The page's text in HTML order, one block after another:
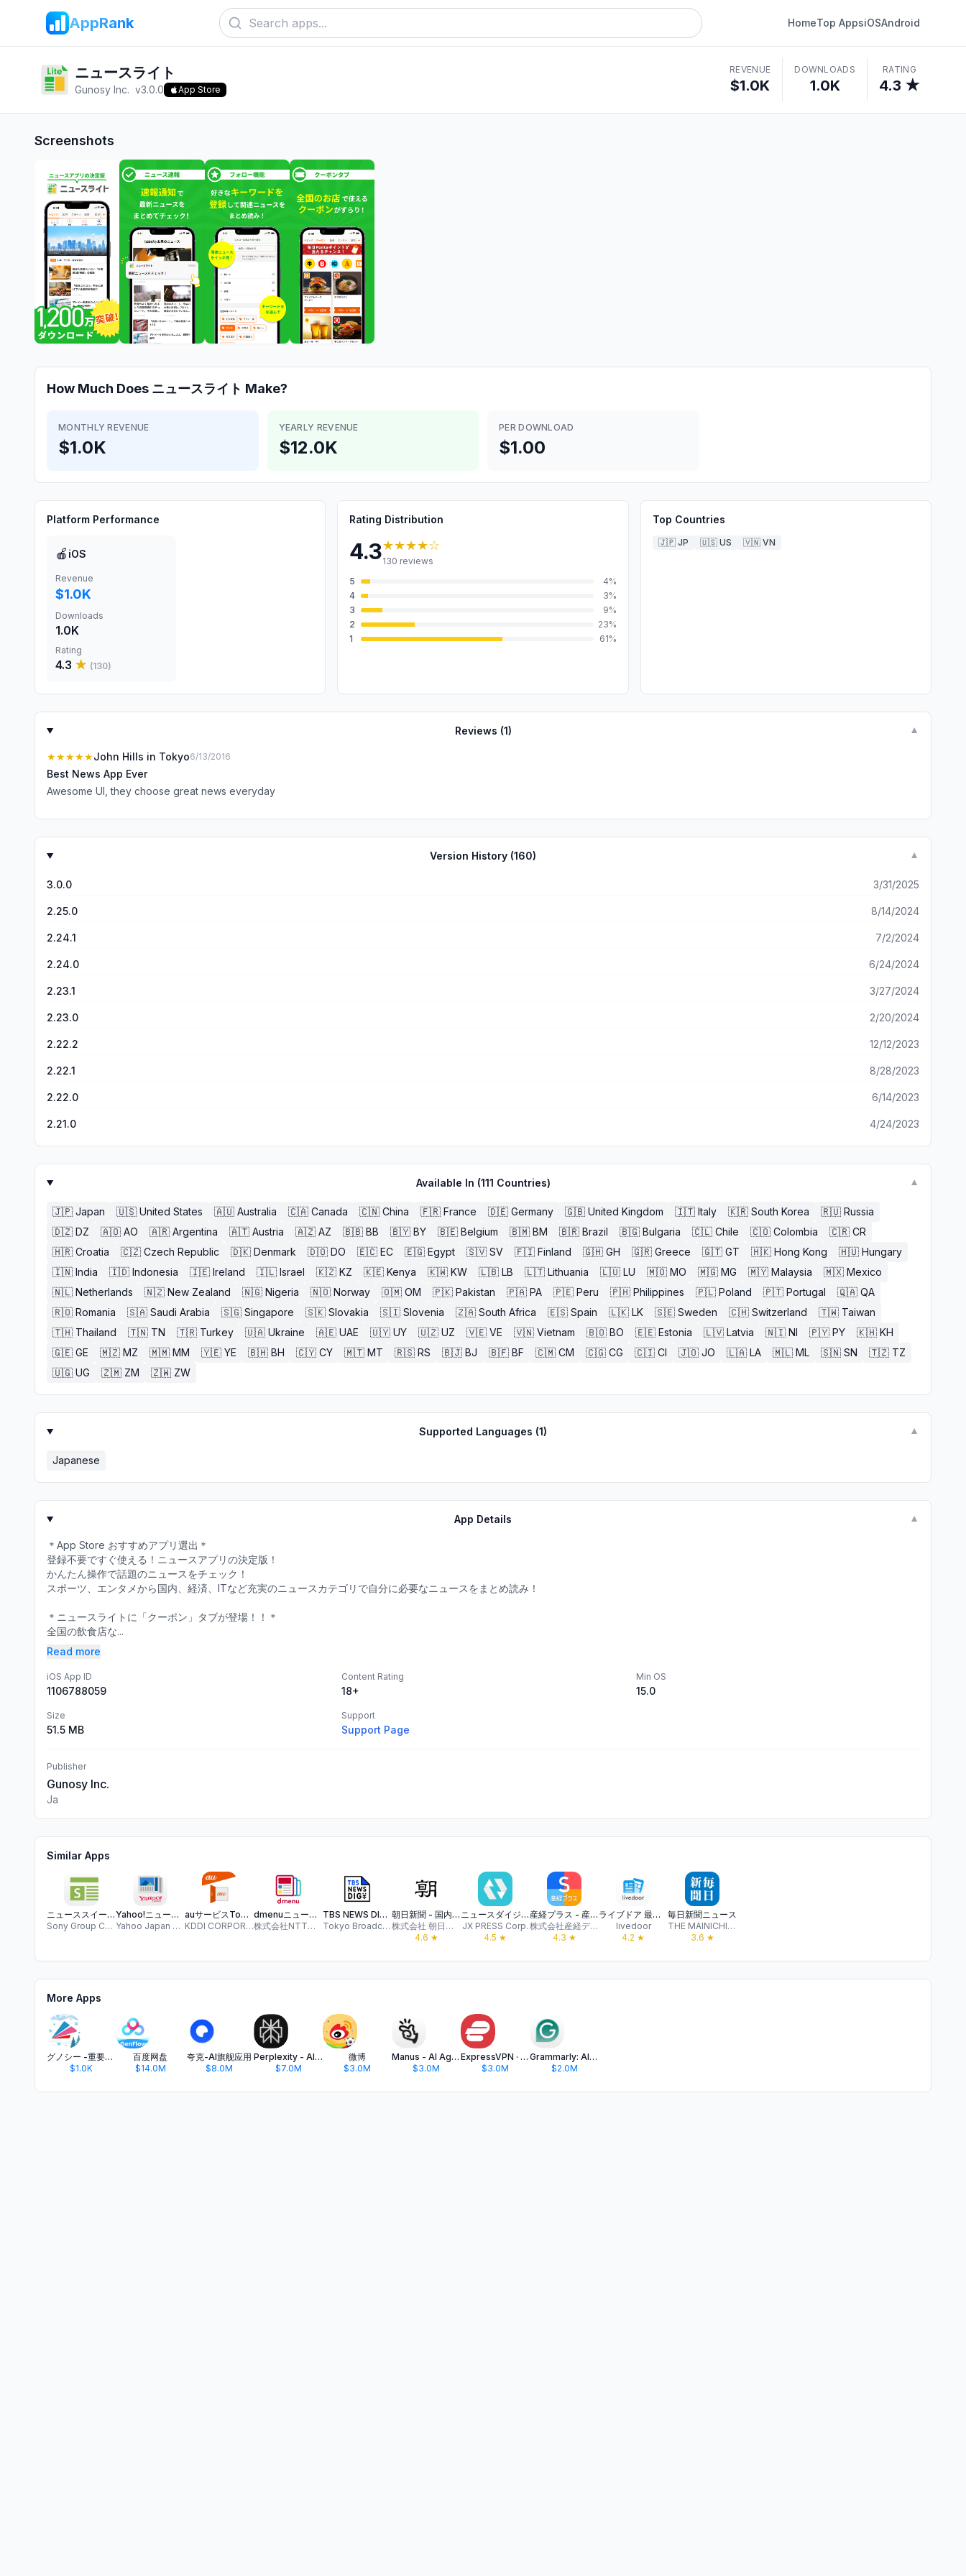
AppRank HomeTop AppsiOSAndroid
ニュースライト
Gunosy Inc. v3.0.0 App Store
REVENUE
$1.0K
DOWNLOADS
1.0K
RATING
4.3 ★
Screenshots
How Much Does ニュースライト Make?
MONTHLY REVENUE
$1.0K
YEARLY REVENUE
$12.0K
PER DOWNLOAD
$1.00
Platform Performance
🍎 iOS
Revenue
$1.0K
Downloads
1.0K
Rating
4.3 ★ (130)
Rating Distribution
4.3★★★★☆
130 reviews
5
4%
4
3%
3
9%
2
23%
1
61%
Top Countries
🇯🇵 JP 🇺🇸 US 🇻🇳 VN
Reviews (1) ▼
★★★★★John Hills in Tokyo6/13/2016
Best News App Ever
Awesome UI, they choose great news everyday
Version History (160) ▼
3.0.0 3/31/2025
2.25.0 8/14/2024
2.24.1 7/2/2024
2.24.0 6/24/2024
2.23.1 3/27/2024
2.23.0 2/20/2024
2.22.2 12/12/2023
2.22.1 8/28/2023
2.22.0 6/14/2023
2.21.0 4/24/2023
Available In (111 Countries) ▼
🇯🇵 Japan 🇺🇸 United States 🇦🇺 Australia 🇨🇦 Canada 🇨🇳 China 🇫🇷 France 🇩🇪 Germany 🇬🇧 United Kingdom 🇮🇹 Italy 🇰🇷 South Korea 🇷🇺 Russia
🇩🇿 DZ 🇦🇴 AO 🇦🇷 Argentina 🇦🇹 Austria 🇦🇿 AZ 🇧🇧 BB 🇧🇾 BY 🇧🇪 Belgium 🇧🇲 BM 🇧🇷 Brazil 🇧🇬 Bulgaria 🇨🇱 Chile 🇨🇴 Colombia 🇨🇷 CR
🇭🇷 Croatia 🇨🇿 Czech Republic 🇩🇰 Denmark 🇩🇴 DO 🇪🇨 EC 🇪🇬 Egypt 🇸🇻 SV 🇫🇮 Finland 🇬🇭 GH 🇬🇷 Greece 🇬🇹 GT 🇭🇰 Hong Kong 🇭🇺 Hungary
🇮🇳 India 🇮🇩 Indonesia 🇮🇪 Ireland 🇮🇱 Israel 🇰🇿 KZ 🇰🇪 Kenya 🇰🇼 KW 🇱🇧 LB 🇱🇹 Lithuania 🇱🇺 LU 🇲🇴 MO 🇲🇬 MG 🇲🇾 Malaysia 🇲🇽 Mexico
🇳🇱 Netherlands 🇳🇿 New Zealand 🇳🇬 Nigeria 🇳🇴 Norway 🇴🇲 OM 🇵🇰 Pakistan 🇵🇦 PA 🇵🇪 Peru 🇵🇭 Philippines 🇵🇱 Poland 🇵🇹 Portugal 🇶🇦 QA
🇷🇴 Romania 🇸🇦 Saudi Arabia 🇸🇬 Singapore 🇸🇰 Slovakia 🇸🇮 Slovenia 🇿🇦 South Africa 🇪🇸 Spain 🇱🇰 LK 🇸🇪 Sweden 🇨🇭 Switzerland 🇹🇼 Taiwan
🇹🇭 Thailand 🇹🇳 TN 🇹🇷 Turkey 🇺🇦 Ukraine 🇦🇪 UAE 🇺🇾 UY 🇺🇿 UZ 🇻🇪 VE 🇻🇳 Vietnam 🇧🇴 BO 🇪🇪 Estonia 🇱🇻 Latvia 🇳🇮 NI 🇵🇾 PY 🇰🇭 KH
🇬🇪 GE 🇲🇿 MZ 🇲🇲 MM 🇾🇪 YE 🇧🇭 BH 🇨🇾 CY 🇲🇹 MT 🇷🇸 RS 🇧🇯 BJ 🇧🇫 BF 🇨🇲 CM 🇨🇬 CG 🇨🇮 CI 🇯🇴 JO 🇱🇦 LA 🇲🇱 ML 🇸🇳 SN 🇹🇿 TZ
🇺🇬 UG 🇿🇲 ZM 🇿🇼 ZW
Supported Languages (1) ▼
Japanese
App Details ▼
＊App Store おすすめアプリ選出＊
登録不要ですぐ使える！ニュースアプリの決定版！
かんたん操作で話題のニュースをチェック！
スポーツ、エンタメから国内、経済、ITなど充実のニュースカテゴリで自分に必要なニュースをまとめ読み！
＊ニュースライトに「クーポン」タブが登場！！＊
全国の飲食店な...
Read more
iOS App ID
1106788059
Content Rating
18+
Min OS
15.0
Size
51.5 MB
Support
Support Page
Publisher
Gunosy Inc.
Ja
Similar Apps
ニューススイート 新聞 雑誌 ニュース がまとめて読める
Sony Group Corporation
Yahoo!ニュース -最新ニュースや防災・天気・ヤフコメも
Yahoo Japan Corporation
auサービスToday-お得な情報満載のポータルアプリ
KDDI CORPORATION
dmenuニュース 速報や天気予報、乗換案内が読める
株式会社NTTドコモ
TBS NEWS DIG 防災・ニュース・天気 by JNN
Tokyo Broadcasting System Television, Inc.
朝日新聞 - 国内外のニュースをいつでもどこでも
株式会社 朝日新聞社
4.6 ★
ニュースダイジェスト-ポイ活できるニュース速報アプリ
JX PRESS Corp.
4.5 ★
産経プラス - 産経新聞グループのニュースアプリ
株式会社産経デジタル
4.3 ★
ライブドア 最新ニュースから人気ブログ、注目のまとめまで
livedoor
4.2 ★
毎日新聞ニュース
THE MAINICHI NEWSPAPERS
3.6 ★
More Apps
グノシー -重要ニュースを分かりやすく、楽しくお届け
$1.0K
百度网盘
$14.0M
夸克-AI旗舰应用
$8.0M
Perplexity - AI Search & Chat
$7.0M
微博
$3.0M
Manus - AI Agent & Automation
$3.0M
ExpressVPN · Secure & Fast VPN
$3.0M
Grammarly: AI Keyboard & Notes
$2.0M